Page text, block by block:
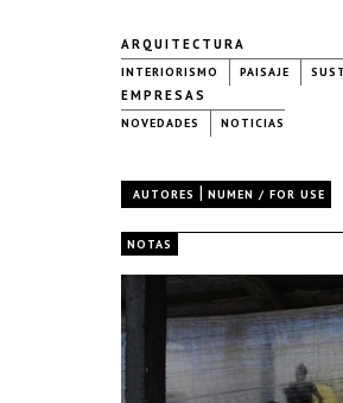
ARQUITECTURA
INTERIORISMO PAISAJE
EMPRESAS
NOVEDADES NOTICIAS
AUTORES | NUMEN / FOR USE
NOTAS